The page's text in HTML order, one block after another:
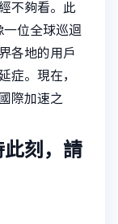
不夠看。此
位全球巡迴
各地的用戶
症。現在，
際加速之
此刻，請